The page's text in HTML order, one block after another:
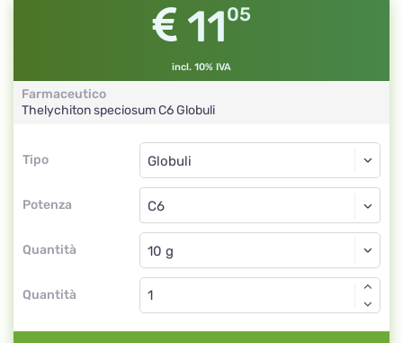
1105
incl. 10% IVA
Farmaceutico
Thelychiton speciosumC6Globuli
Tipo
Tipo
Potenza
Globuli
C6
Quantità
Globuli
Quantità